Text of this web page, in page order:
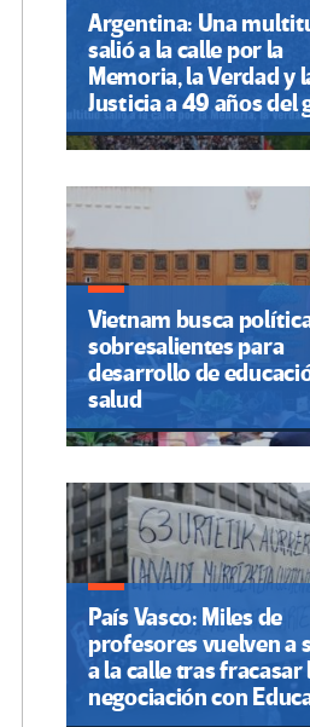
Argentina: Una
salió a la calle por la
Memoria, la Verdad y
Justicia a 49 años del
Vietnam busca
sobresalientes para
desarrollo de
salud
País Vasco: Miles de
profesores vuelven a
a la calle tras fracasar
negociación con